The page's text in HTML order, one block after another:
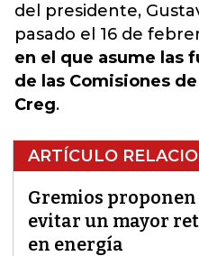
del presidente,
pasado el 16 de
en el que asume las
de las Comisiones
Creg.
ARTÍCULO
Gremios
evitar un mayor
en energía